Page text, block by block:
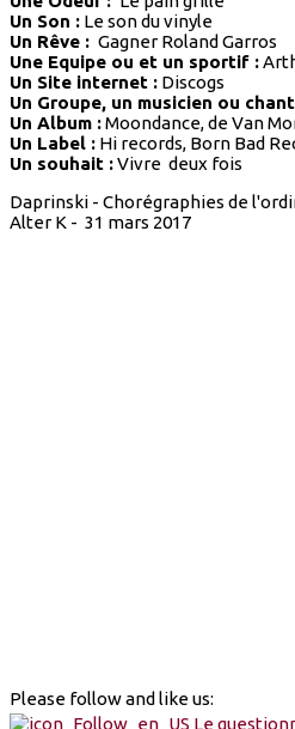
Un Son : Le son du vinyle
Un Rêve : Gagner Roland Garros
Une Equipe ou et un sportif :
Un Site internet : Discogs
Un Groupe, un musicien ou
Un Album :Moondance, de Van
Un Label : Hi records, Born Bad
Un souhait :Vivre deux fois
Daprinski - Chorégraphies de
Alter K - 31 mars 2017
Please follow and like us: